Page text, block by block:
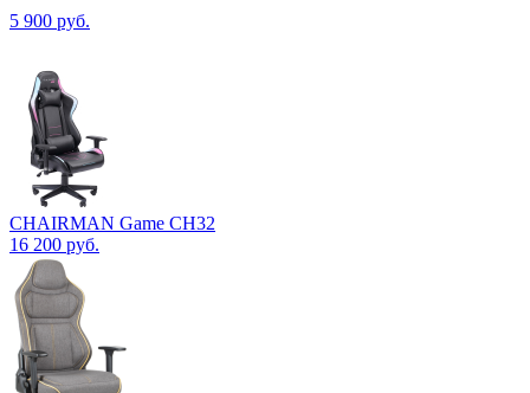
5 900 руб.
CHAIRMAN Game CH32
16 200 руб.